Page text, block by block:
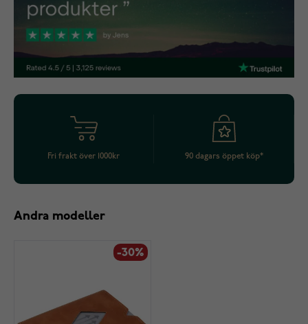
Fri frakt över 1000kr 90 dagars öppet köp*
Andra modeller
-30%